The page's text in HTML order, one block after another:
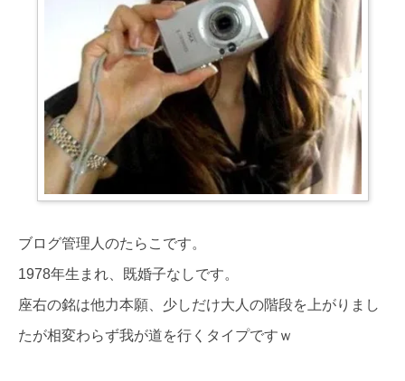
ブログ管理人のたらこです。
1978年生まれ、既婚子なしです。
座右の銘は他力本願、少しだけ大人の階段を上がりまし
たが相変わらず我が道を行くタイプですｗ